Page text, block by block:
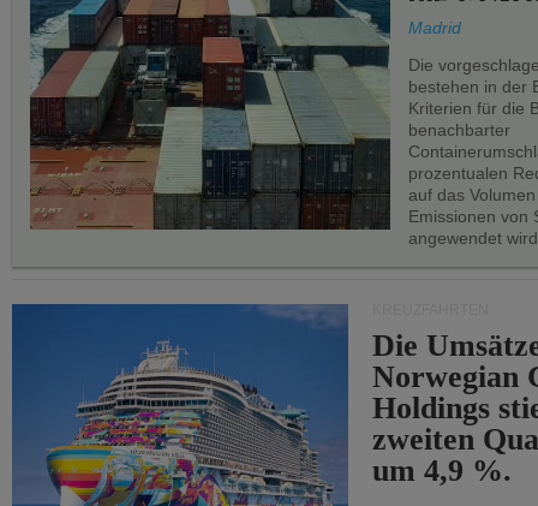
Madrid
Die
bestehen in der
Kriterien für die
benachbarter
prozentualen
auf das
Emissionen von
angewendet
Die
Norwegian
Holdings
zweiten
um 4,9 %.